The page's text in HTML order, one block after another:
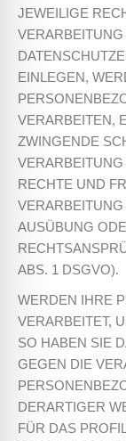
JEWEILIGE
EINLEGEN,
VERARBEITEN,
ZWINGENDE
RECHTE UND
AUSÜBUNG
ABS. 1 DSGVO).
WERDEN IHRE
VERARBEITET,
SO HABEN SIE
GEGEN DIE
DERARTIGER
FÜR DAS